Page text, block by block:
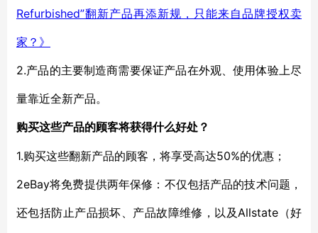
Refurbished”翻新产品再添新规，只能来自品牌授权卖
家？》
2.产品的主要制造商需要保证产品在外观、使用体验上尽
量靠近全新产品。
购买这些产品的顾客将获得什么好处？
1.购买这些翻新产品的顾客，将享受高达50%的优惠；
2eBay将免费提供两年保修：不仅包括产品的技术问题，
还包括防止产品损坏、产品故障维修，以及Allstate（好